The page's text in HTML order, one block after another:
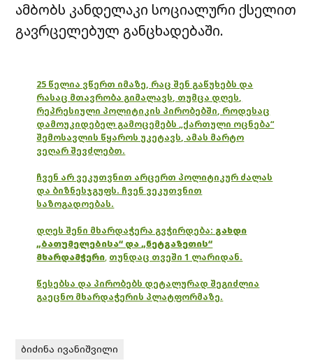
ამბობს კანდელაკი სოციალური ქსელით
გავრცელებულ განცხადებაში.
25 წელია ვწერთ იმაზე, რაც შენ გაწუხებს და
რასაც მთავრობა გიმალავს, თუმცა დღეს,
რეპრესიული პოლიტიკის პირობებში, როდესაც
დამოუკიდებელ გამოცემებს „ქართული ოცნება“
შემოსავლის წყაროს უკეტავს, ამას მარტო
ვეღარ შევძლებთ.
ჩვენ არ ვეკუთვნით არცერთ პოლიტიკურ ძალას
და ბიზნესჯგუფს. ჩვენ ვეკუთვნით
საზოგადოებას.
დღეს შენი მხარდაჭერა გვჭირდება: გახდი
„ბათუმელებისა“ და „ნეტგაზეთის“
მხარდამჭერი, თუნდაც თვეში 1 ლარიდან.
წესებსა და პირობებს დეტალურად შეგიძლია
გაეცნო მხარდაჭერის პლატფორმაზე.
ბიძინა ივანიშვილი